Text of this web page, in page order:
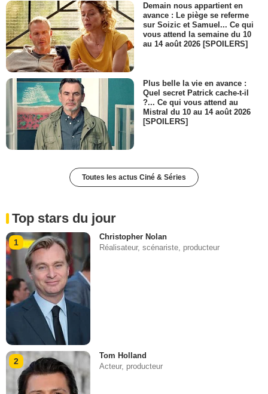
Demain nous appartient en
avance : Le piège se referme
sur Soizic et Samuel... Ce qui
vous attend la semaine du 10
au 14 août 2026 [SPOILERS]
Plus belle la vie en avance :
Quel secret Patrick cache-t-il
?... Ce qui vous attend au
Mistral du 10 au 14 août 2026
[SPOILERS]
Toutes les actus Ciné & Séries
Top stars du jour
1
Christopher Nolan
Réalisateur, scénariste, producteur
2
Tom Holland
Acteur, producteur